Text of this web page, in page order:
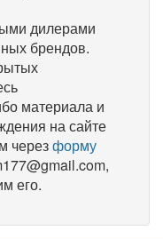
дилерами
брендов.
материала и
на сайте
черезформу
его.